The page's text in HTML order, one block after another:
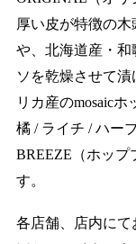
厚い皮が特徴の木
や、北海道産・
ソを乾燥させて漬
リカ産のmosaic
橘 / ライチ / ハー
BREEZE（ホップ
す。
各店舗、店内にて